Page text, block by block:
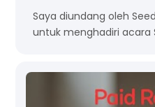
di 2026
Saya diundang oleh
untuk menghadiri acara